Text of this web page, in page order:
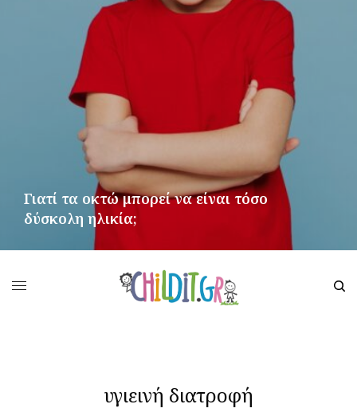
Γιατί τα οκτώ μπορεί να είναι τόσο
δύσκολη ηλικία;
υγιεινή διατροφή